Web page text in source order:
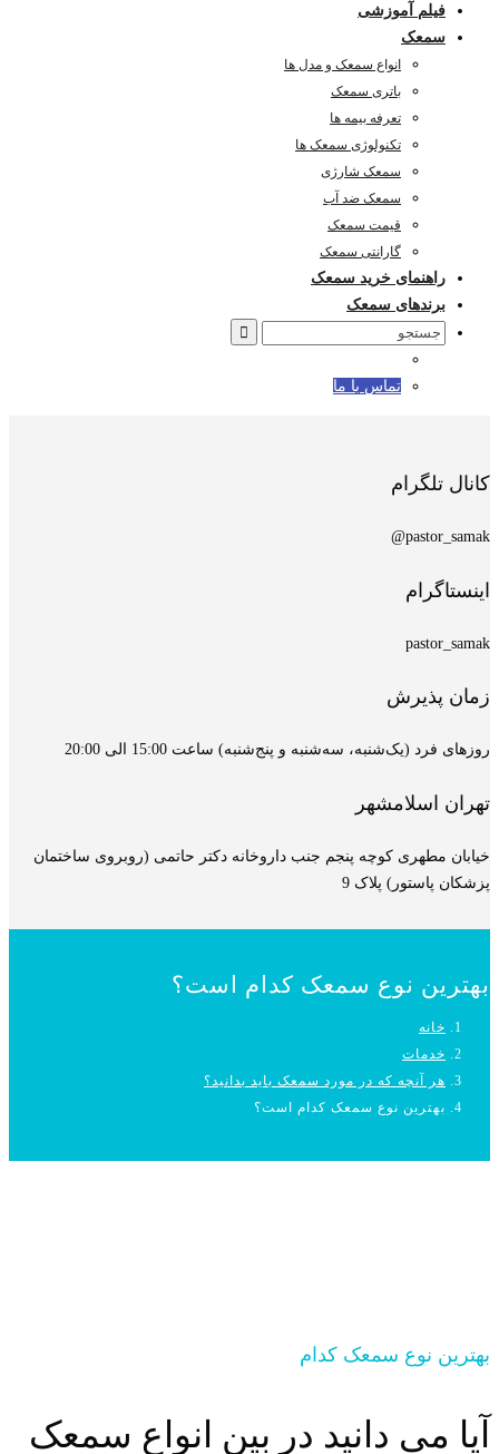
فیلم آموزشی
سمعک
انواع سمعک و مدل ها
باتری سمعک
تعرفه بیمه ها
تکنولوژی سمعک ها
سمعک شارژی
سمعک ضد آب
قیمت سمعک
گارانتی سمعک
راهنمای خرید سمعک
برندهای سمعک
Search
تماس با ما
کانال تلگرام
pastor_samak@
اینستاگرام
pastor_samak
زمان پذیرش
روزهای فرد (یک‌شنبه، سه‌شنبه و پنج‌شنبه) ساعت 15:00 الی 20:00
تهران اسلامشهر
خیابان مطهری کوچه پنجم جنب داروخانه دکتر حاتمی (روبروی ساختمان
پزشکان پاستور) پلاک 9
بهترین نوع سمعک کدام است؟
خانه
خدمات
هر آنچه که در مورد سمعک باید بدانید؟
بهترین نوع سمعک کدام است؟
بهترین نوع سمعک کدام
آیا می دانید در بین انواع سمعک